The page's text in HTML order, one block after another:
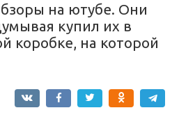
на ютубе. Они
купил их в
коробке, на которой